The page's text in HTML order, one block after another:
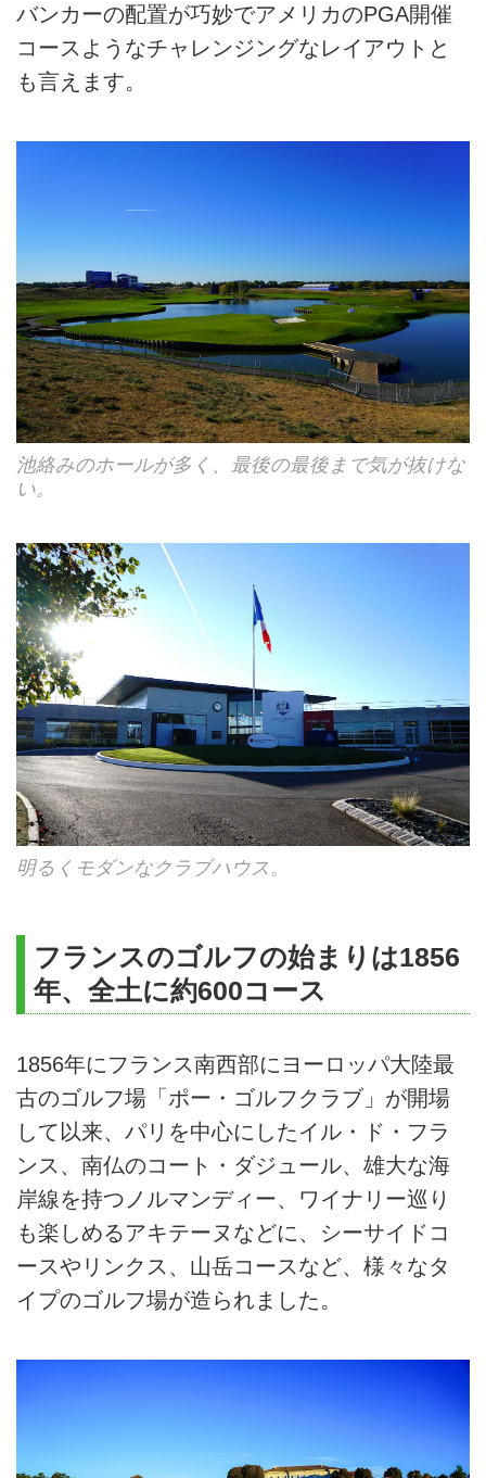
バンカーの配置が巧妙でアメリカのPGA開催
コースようなチャレンジングなレイアウトと
も言えます。
池絡みのホールが多く、最後の最後まで気が抜けな
い。
明るくモダンなクラブハウス。
フランスのゴルフの始まりは1856
年、全土に約600コース
1856年にフランス南西部にヨーロッパ大陸最
古のゴルフ場「ポー・ゴルフクラブ」が開場
して以来、パリを中心にしたイル・ド・フラ
ンス、南仏のコート・ダジュール、雄大な海
岸線を持つノルマンディー、ワイナリー巡り
も楽しめるアキテーヌなどに、シーサイドコ
ースやリンクス、山岳コースなど、様々なタ
イプのゴルフ場が造られました。